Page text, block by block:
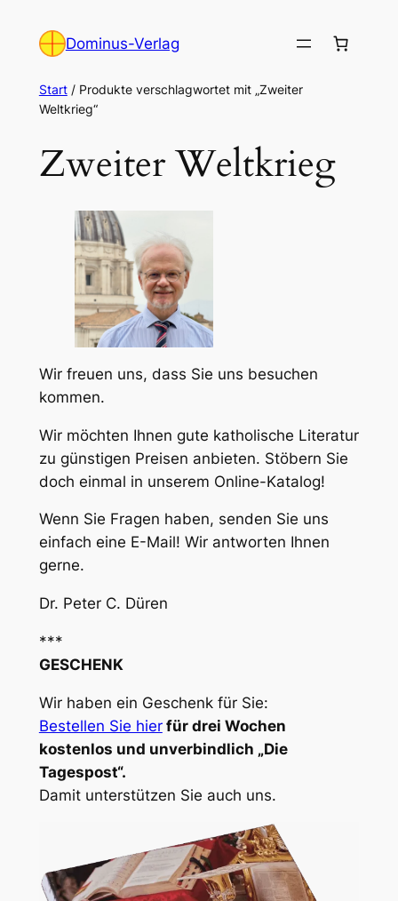
Inhalt
Dominus-Verlag
Start/ Produkte verschlagwortet mit „Zweiter
Weltkrieg“
Zweiter Weltkrieg
Wir freuen uns, dass Sie uns besuchen
kommen.
Wir möchten Ihnen gute katholische Literatur
zu günstigen Preisen anbieten. Stöbern Sie
doch einmal in unserem Online-Katalog!
Wenn Sie Fragen haben, senden Sie uns
einfach eine E-Mail! Wir antworten Ihnen
gerne.
Dr. Peter C. Düren
***
GESCHENK
Wir haben ein Geschenk für Sie:
Bestellen Sie hier für drei Wochen
kostenlos und unverbindlich „Die
Tagespost“.
Damit unterstützen Sie auch uns.